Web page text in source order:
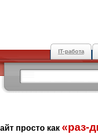
IT-работа
просто как «раз-